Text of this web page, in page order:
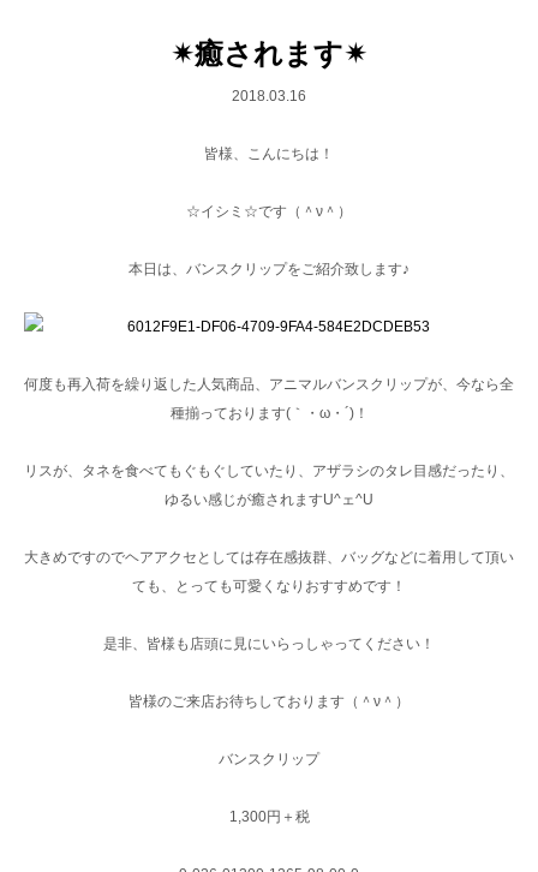
✴︎癒されます✴︎
2018.03.16
皆様、こんにちは！
☆イシミ☆です（＾ν＾）
本日は、バンスクリップをご紹介致します♪
何度も再入荷を繰り返した人気商品、アニマルバンスクリップが、今なら全
種揃っております(｀・ω・´)！
リスが、タネを食べてもぐもぐしていたり、アザラシのタレ目感だったり、
ゆるい感じが癒されますU^ェ^U
大きめですのでヘアアクセとしては存在感抜群、バッグなどに着用して頂い
ても、とっても可愛くなりおすすめです！
是非、皆様も店頭に見にいらっしゃってください！
皆様のご来店お待ちしております（＾ν＾）
バンスクリップ
1,300円＋税